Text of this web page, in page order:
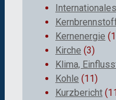
Internationales
Kernenergie
Kirche (3)
Klima,
Kohle (11)
Kurzbericht